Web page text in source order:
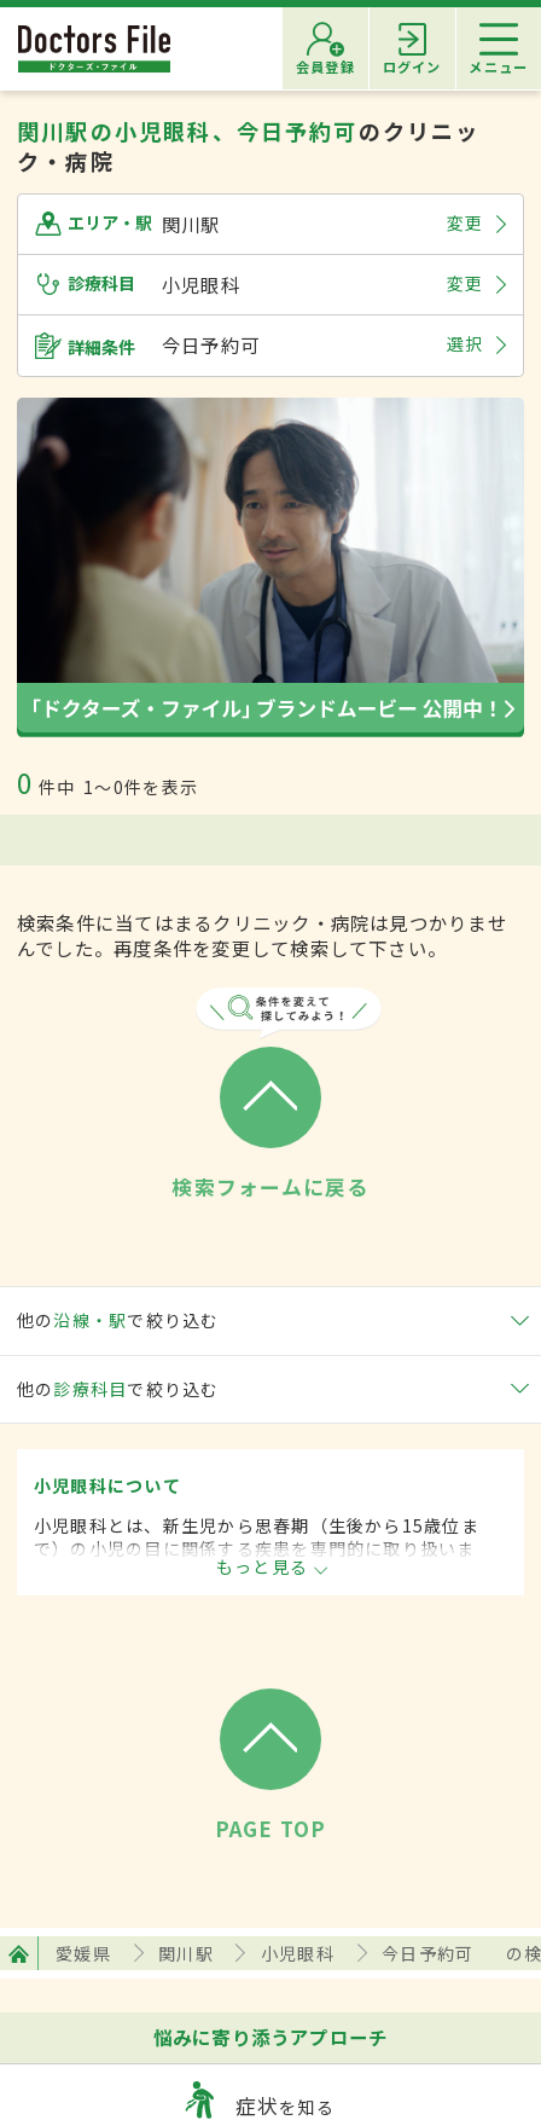
会員登録 ログイン メニュー
関川駅の小児眼科、今日予約可のクリニッ
ク・病院
エリア・駅 関川駅 変更
診療科目 小児眼科 変更
詳細条件 今日予約可 選択
0 件中 1〜0件を表示
検索条件に当てはまるクリニック・病院は見つかりませ
んでした。再度条件を変更して検索して下さい。
検索フォームに戻る
他の沿線・駅で絞り込む
他の 診療科目で絞り込む
小児眼科について
小児眼科とは、新生児から思春期（生後から15歳位ま
で）の小児の目に関係する疾患を専門的に取り扱いま
もっと見る
PAGE TOP
愛媛県 関川駅 小児眼科 今日予約可 の
悩みに寄り添うアプローチ
症状を知る